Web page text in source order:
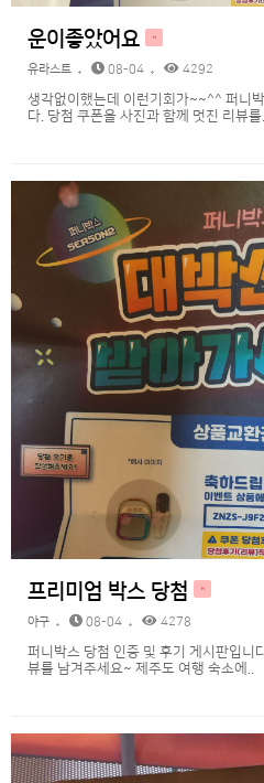
운이좋았어요 H
유라스트 08-04 4292
생각없이했는데 이런기회가~~^^ 퍼니
다. 당첨 쿠폰을 사진과 함께 멋진 리뷰를..
프리미엄 박스 당첨 H
야구 08-04 4278
퍼니박스 당첨 인증 및 후기 게시판입니
뷰를 남겨주세요~ 제주도 여행 숙소에..